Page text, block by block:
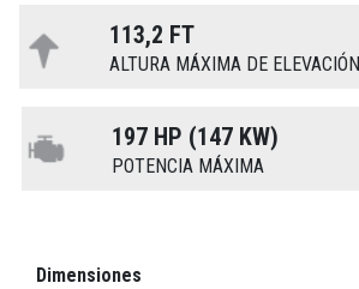
113,2 FT
ALTURA MÁXIMA DE ELEVACIÓN
197 HP (147 KW)
POTENCIA MÁXIMA
Dimensiones